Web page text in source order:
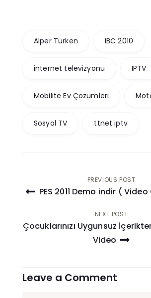
Alper Türken IBC 2010
internet televizyonu IPTV
Mobilite Ev Çözümleri
Sosyal TV ttnet iptv
Yazı
gezinmesi
PREVIOUS POST
PES 2011 Demo indir (
NEXT POST
Çocuklarınızı Uygunsuz
Video
Leave a Comment